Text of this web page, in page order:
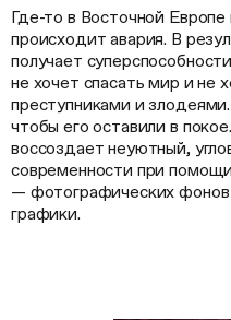
Где-то в Восточной
происходит авария. В
получает
не хочет спасать мир и не
преступниками и
чтобы его оставили в
воссоздает неуютный,
современности при
— фотографических
графики.